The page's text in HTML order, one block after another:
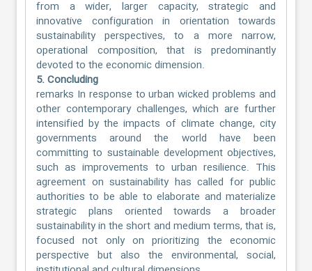
from a wider, larger capacity, strategic and
innovative configuration in orientation towards
sustainability perspectives, to a more narrow,
operational composition, that is predominantly
devoted to the economic dimension.
5. Concluding
remarks In response to urban wicked problems and
other contemporary challenges, which are further
intensified by the impacts of climate change, city
governments around the world have been
committing to sustainable development objectives,
such as improvements to urban resilience. This
agreement on sustainability has called for public
authorities to be able to elaborate and materialize
strategic plans oriented towards a broader
sustainability in the short and medium terms, that is,
focused not only on prioritizing the economic
perspective but also the environmental, social,